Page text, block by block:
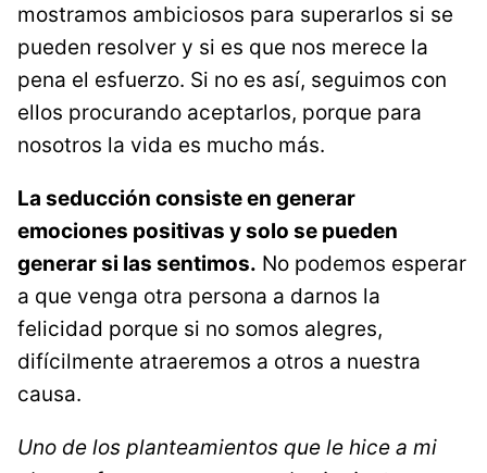
mostramos ambiciosos para superarlos si se
pueden resolver y si es que nos merece la
pena el esfuerzo. Si no es así, seguimos con
ellos procurando aceptarlos, porque para
nosotros la vida es mucho más.
La seducción consiste en generar
emociones positivas y solo se pueden
generar si las sentimos. No podemos esperar
a que venga otra persona a darnos la
felicidad porque si no somos alegres,
difícilmente atraeremos a otros a nuestra
causa.
Uno de los planteamientos que le hice a mi